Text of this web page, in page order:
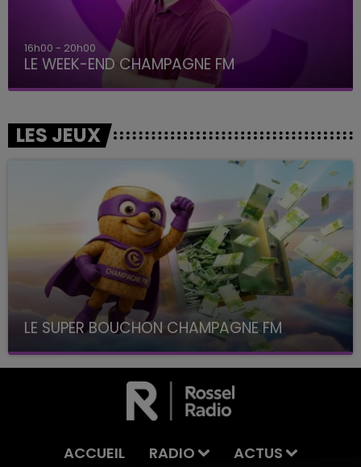
16h00 - 20h00
LE WEEK-END CHAMPAGNE FM
LES JEUX
LE SUPER BOUCHON CHAMPAGNE FM
avec La Famille Champagne FM, à 8H10
ACCUEIL RADIO
ACTUS